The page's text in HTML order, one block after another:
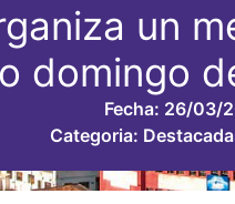
un
domingo
Fecha: 26/03/
Categoria: